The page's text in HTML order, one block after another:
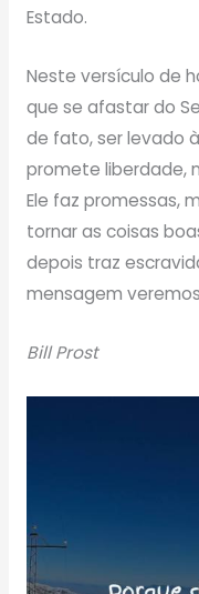
Estado.
Neste versículo de
que se afastar do
de fato, ser levado
promete liberdade,
Ele faz promessas,
tornar as coisas
depois traz
mensagem
Bill Prost